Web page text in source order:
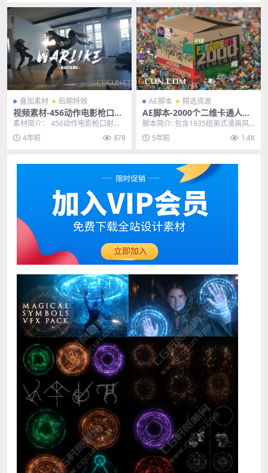
叠加素材 后期特效
视频素材-456动作电影枪口射
击火焰弹孔破坏直升机血液特
效动画素材
素材简介： 456动作电影枪口射击
火焰弹孔破坏直升机血液特效动画
素材，其中包含超...
4年前 878
AE脚本 精选资源
AE脚本-2000个二维卡通人物
场景MG动画预设包
脚本简介: 包含1935组美式漫画风
格卡通手绘MG动画元素，比如动
物、背景、场景...
5年前 1.4K